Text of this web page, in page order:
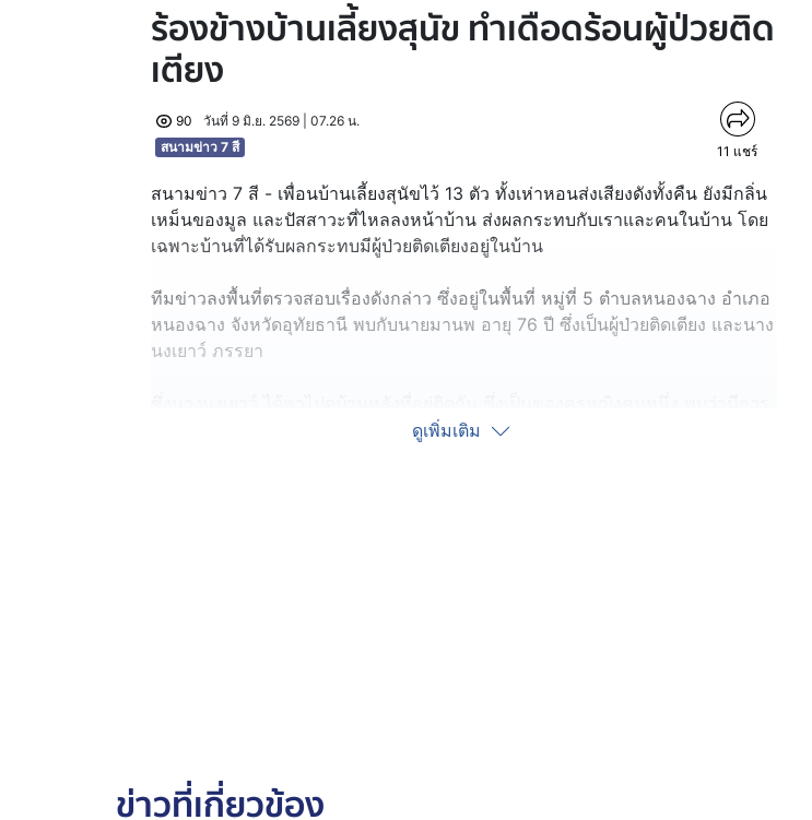
ร้องข้างบ้านเลี้ยงสุนัข ทำเดือดร้อนผู้ป่วยติด
เตียง
90
วันที่ 9 มิ.ย. 2569 | 07.26 น.
สนามข่าว 7 สี
11 แชร์
สนามข่าว 7 สี - เพื่อนบ้านเลี้ยงสุนัขไว้ 13 ตัว ทั้งเห่าหอนส่งเสียงดังทั้งคืน ยังมีกลิ่น
เหม็นของมูล และปัสสาวะที่ไหลลงหน้าบ้าน ส่งผลกระทบกับเราและคนในบ้าน โดย
เฉพาะบ้านที่ได้รับผลกระทบมีผู้ป่วยติดเตียงอยู่ในบ้าน
ทีมข่าวลงพื้นที่ตรวจสอบเรื่องดังกล่าว ซึ่งอยู่ในพื้นที่ หมู่ที่ 5 ตำบลหนองฉาง อำเภอ
หนองฉาง จังหวัดอุทัยธานี พบกับนายมานพ อายุ 76 ปี ซึ่งเป็นผู้ป่วยติดเตียง และนาง
นงเยาว์ ภรรยา
เลี้ยงสุนัขไว้บริเวณในบ้าน 13 ตัว ที่ส่งเสียงเห่าอยู่ตลอดเวลา นอกจากนี้ยังได้กลิ่น
ตั้งแต่สมัยที่ยังมีชีวิตอยู่ ส่วนตัวก็อยากหาที่อยู่ใหม่ให้ แต่จะให้นำไปปล่อยที่วัดก็ไม่
ดูเพิ่มเติม
ข่าวที่เกี่ยวข้อง